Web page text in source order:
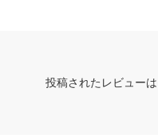
投稿されたレビューは